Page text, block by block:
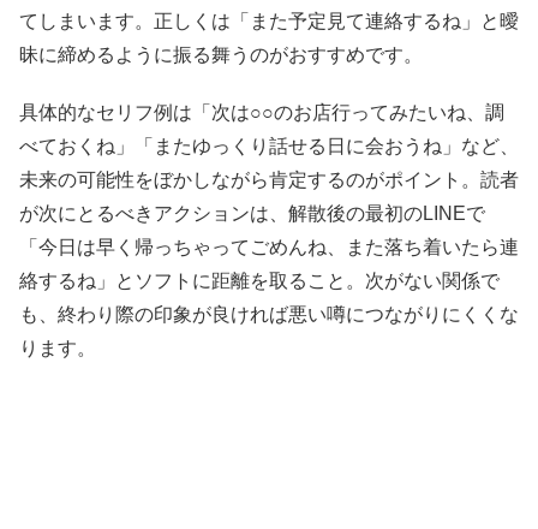
てしまいます。正しくは「また予定見て連絡するね」と曖
昧に締めるように振る舞うのがおすすめです。
具体的なセリフ例は「次は○○のお店行ってみたいね、調
べておくね」「またゆっくり話せる日に会おうね」など、
未来の可能性をぼかしながら肯定するのがポイント。読者
が次にとるべきアクションは、解散後の最初のLINEで
「今日は早く帰っちゃってごめんね、また落ち着いたら連
絡するね」とソフトに距離を取ること。次がない関係で
も、終わり際の印象が良ければ悪い噂につながりにくくな
ります。